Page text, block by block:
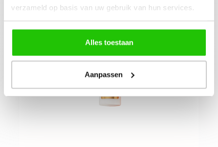
verzameld op basis van uw gebruik van hun services.
Alles toestaan
Aanpassen